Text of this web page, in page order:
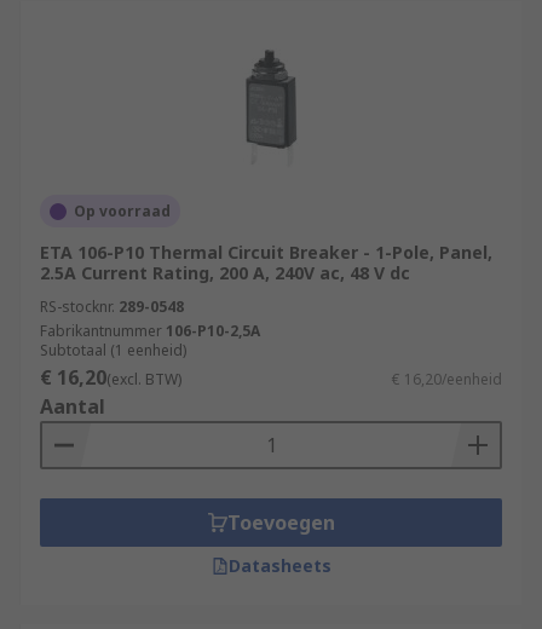
Op voorraad
ETA 106-P10 Thermal Circuit Breaker - 1-Pole, Panel,
2.5A Current Rating, 200 A, 240V ac, 48 V dc
RS-stocknr. 289-0548
Fabrikantnummer 106-P10-2,5A
Subtotaal (1 eenheid)
€ 16,20(excl. BTW) € 16,20/eenheid
Aantal
Toevoegen
Datasheets